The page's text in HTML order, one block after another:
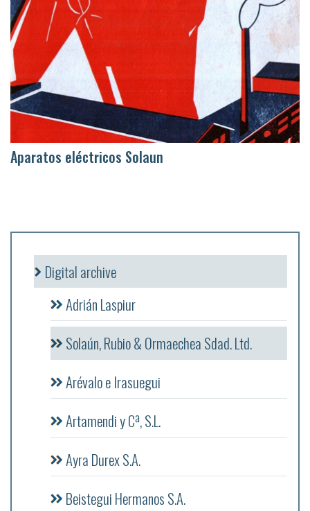
Aparatos eléctricos Solaun
Digital archive
Adrián Laspiur
Solaún, Rubio & Ormaechea Sdad. Ltd.
Arévalo e Irasuegui
Artamendi y Cª, S.L.
Ayra Durex S.A.
Beistegui Hermanos S.A.